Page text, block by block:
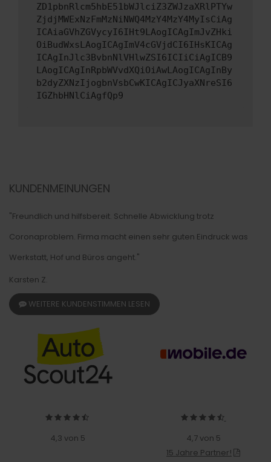
ZD1pbnRlcm5hbE51bWJlciZ3ZWJzaXRlPTYw
ZjdjMWExNzFmMzNiNWQ4MzY4MzY4MyIsCiAg
ICAiaGVhZGVycyI6IHt9LAogICAgImJvZHki
OiBudWxsLAogICAgImV4cGVjdCI6IHsKICAg
ICAgInJlc3BvbnNlVHlwZSI6ICIiCiAgICB9
LAogICAgInRpbWVvdXQiOiAwLAogICAgInBy
b2dyZXNzIjogbnVsbCwKICAgICJyaXNreSI6
IGZhbHNlCiAgfQp9
KUNDENMEINUNGEN
"Freundlich und hilfsbereit. Schnelle Abwicklung trotz
Coronaproblem. Firma macht einen sehr guten Eindruck was
Werkstatt, Hof und Büros angeht."
Karsten Z.
WEITERE KUNDENSTIMMEN LESEN
4,3 von 5
4,7 von 5
15 Jahre Partner!